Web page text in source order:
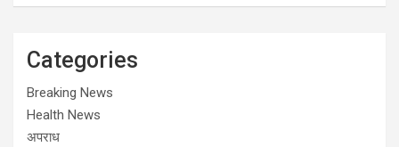
Categories
Breaking News
Health News
अपराध